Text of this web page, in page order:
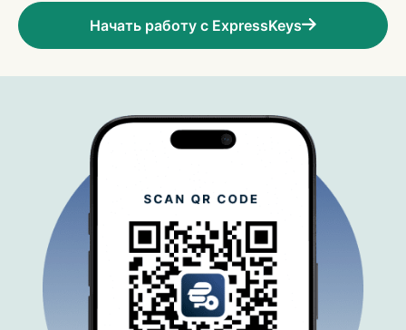
Начать работу с ExpressKeys